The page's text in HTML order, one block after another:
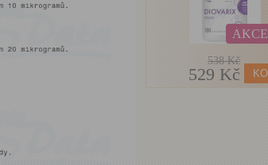
AKCE
538 Kč
529 Kč